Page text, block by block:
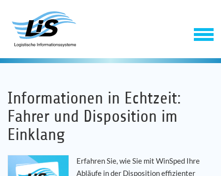
Software
Informationen in Echtzeit:
Fahrer und Disposition im
Einklang
Erfahren Sie, wie Sie mit WinSped Ihre
Abläufe in der Disposition effizienter